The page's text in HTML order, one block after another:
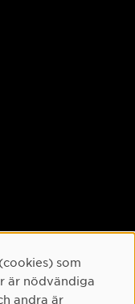
som
är nödvändiga
andra är